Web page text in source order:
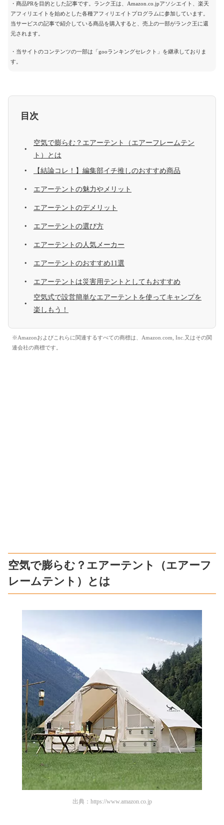
・商品PRを目的とした記事です。ランク王は、Amazon.co.jpアソシエイト、楽天
アフィリエイトを始めとした各種アフィリエイトプログラムに参加しています。
当サービスの記事で紹介している商品を購入すると、売上の一部がランク王に還
元されます。
・当サイトのコンテンツの一部は「gooランキングセレクト」を継承しておりま
す。
目次
空気で膨らむ？エアーテント（エアーフレームテン
ト）とは
【結論コレ！】編集部イチ推しのおすすめ商品
エアーテントの魅力やメリット
エアーテントのデメリット
エアーテントの選び方
エアーテントの人気メーカー
エアーテントのおすすめ11選
エアーテントは災害用テントとしてもおすすめ
空気式で設営簡単なエアーテントを使ってキャンプを
楽しもう！
※Amazonおよびこれらに関連するすべての商標は、Amazon.com, Inc.又はその関
連会社の商標です。
空気で膨らむ？エアーテント（エアーフ
レームテント）とは
出典： https://www.amazon.co.jp